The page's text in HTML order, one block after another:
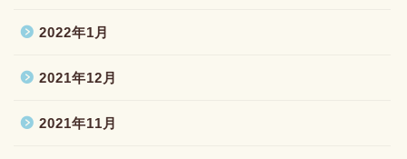
2022年1月
2021年12月
2021年11月